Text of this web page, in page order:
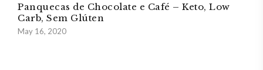
Panquecas de Chocolate e Café – Keto, Low
Carb, Sem Glúten
May 16, 2020